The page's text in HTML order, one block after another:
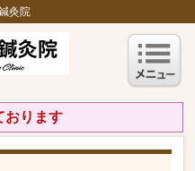
灸院
おります